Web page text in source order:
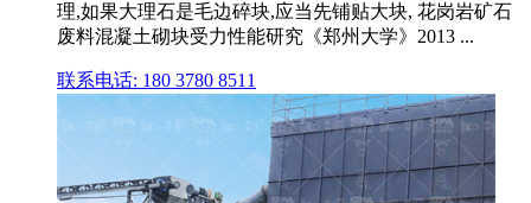
理,如果大理石是毛边碎块,应当先铺贴大块, 花岗岩矿石
废料混凝土砌块受力性能研究《郑州大学》2013 ...
联系电话: 180 3780 8511